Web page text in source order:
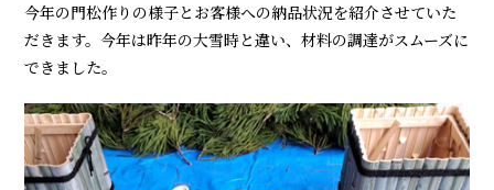
今年の門松作りの様子とお客様への納品状況を紹介させていた
だきます。今年は昨年の大雪時と違い、材料の調達がスムーズに
できました。